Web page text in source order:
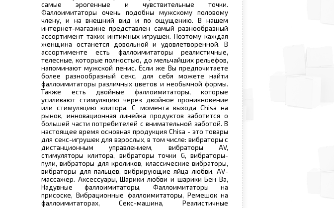
самые эрогенные и чувствительные точки.
Фаллоимитаторы очень подобны мужскому половому
члену, и на внешний вид и по ощущению. В нашем
интернет-магазине представлен самый разнообразный
ассортимент таких интимных игрушек. Поэтому каждая
женщина останется довольной и удовлетворенной. В
ассортименте есть фаллоимитаторы реалистичные,
телесные, которые полностью, до мельчайших рельефов,
напоминают мужской пенис. Если же Вы предпочитаете
более разнообразный секс, для себя можете найти
фаллоимитаторы различных цветов и необычной формы.
Также есть двойные фаллоимитаторы, которые
усиливают стимуляцию через двойное проникновение
или стимуляцию клитора. С момента выхода Chisa на
рынок, инновационная линейка продуктов заботится о
большей части потребителей с внимательной заботой. В
настоящее время основная продукция Chisa - это товары
для секс-игрушек для взрослых, в том числе: вибраторы с
дистанционным управлением, вибраторы AV,
стимуляторы клитора, вибраторы точки G, вибраторы-
пули, вибраторы для кроликов, классические вибраторы,
вибраторы для пальцев, вибрирующие яйца любви, AV-
массажер. Аксессуары, Шарики любви и шарики Бен Ва,
Надувные фаллоимитаторы, Фаллоимитаторы на
присоске, Вибрационные фаллоимитаторы, Ремешок на
фаллоимитаторах, Секс-машина, Реалистичные